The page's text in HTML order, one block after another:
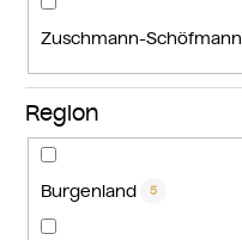
Zuschmann-Schöfmann
Region
Burgenland 5